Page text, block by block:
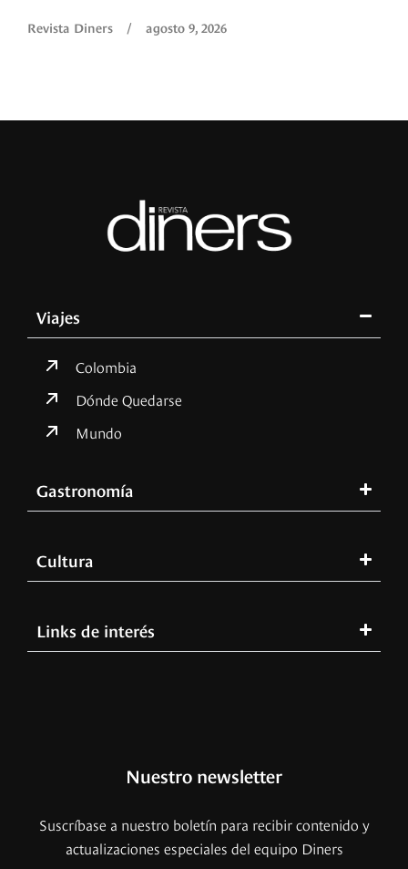
Revista Diners / agosto 9, 2026
Viajes
Colombia
Dónde Quedarse
Mundo
Gastronomía
Cultura
Links de interés
Nuestro newsletter
Suscríbase a nuestro boletín para recibir contenido y
actualizaciones especiales del equipo Diners